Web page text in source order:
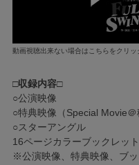
動画視聴出来ない場合はこちらをクリッ
□収録内容□
○公演映像
○特典映像（Special Movie＠
○スターアングル
16ページカラーブックレッ
※公演映像、特典映像、ブ